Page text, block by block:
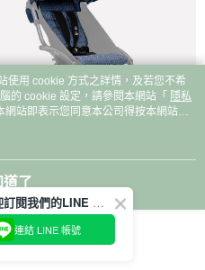
使用 cookie 方式之詳情，及若您不希
的 cookie 設定，請參閱本網站「 隱私
網站即表示您同意本公司得按本網站使
道了
歡迎訂閱我們的LINE 官方帳號
連結 LINE 帳號